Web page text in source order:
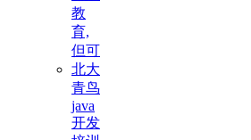
教
育,
但可
北大
青鸟
java
开发